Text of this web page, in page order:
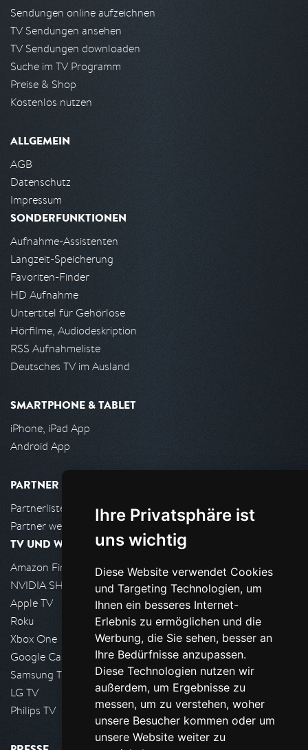
Ihre Privatsphäre ist
uns wichtig
Diese Website verwendet Cookies
und Targeting Technologien, um
Ihnen ein besseres Internet-
Erlebnis zu ermöglichen und die
Werbung, die Sie sehen, besser an
Ihre Bedürfnisse anzupassen.
Diese Technologien nutzen wir
außerdem, um Ergebnisse zu
messen, um zu verstehen, woher
unsere Besucher kommen oder um
unsere Website weiter zu
Sendungen online aufzeichnen
TV Sendungen ansehen
TV Sendungen downloaden
Suche im TV Programm
Preise & Shop
Kostenlos nutzen
ALLGEMEIN
AGB
Datenschutz
Impressum
SONDERFUNKTIONEN
Aufnahme-Assistenten
Langzeit-Speicherung
Favoriten-Finder
HD Aufnahme
Untertitel für Gehörlose
Hörfilme, Audiodeskription
RSS Aufnahmeliste
Deutsches TV im Ausland
SMARTPHONE & TABLET
iPhone, iPad App
Android App
PARTNER
Partnerliste
Partner werden
TV UND WOHNZIMMER
Amazon FireTV
NVIDIA SHIELD, Google TV
Apple TV
Roku
Xbox One
Google Cast
Samsung TV
LG TV
Philips TV